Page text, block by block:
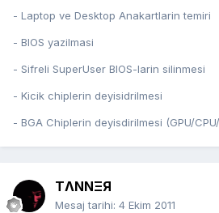
- Laptop ve Desktop Anakartlarin temiri
- BIOS yazilmasi
- Sifreli SuperUser BIOS-larin silinmesi
- Kicik chiplerin deyisidrilmesi
- BGA Chiplerin deyisdirilmesi (GPU/
TΛNNΞЯ
Mesaj tarihi: 4 Ekim 2011